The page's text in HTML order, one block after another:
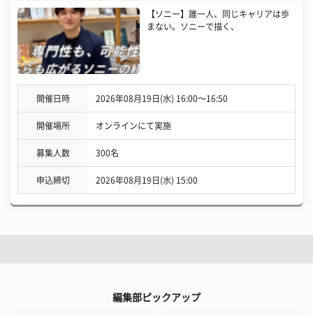
【ソニー】誰一人、同じキャリアは歩
まない。ソニーで描く、
開催日時 2026年08月19日(水) 16:00〜16:50
開催場所 オンラインにて実施
募集人数 300名
申込締切 2026年08月19日(水) 15:00
編集部ピックアップ